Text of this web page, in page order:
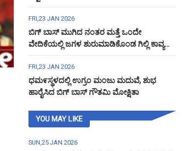
FRI,23 JAN 2026
ಬಿಗ್ ಬಾಸ್ ಮುಗಿದ ನಂತರ ಮತ್ತೆ ಒಂದೇ
ವೇದಿಕೆಯಲ್ಲಿ ಜಗಳ ಶುರುಮಾಡಿಕೊಂಡ ಗಿಲ್ಲಿ ಕಾವ್ಯ
ಅಶ್ವಿನಿ ಗೌಡ
FRI,23 JAN 2026
ಧಮ೯ಸ್ಥಳದಲ್ಲಿ ಉಗ್ರಂ ಮಂಜು ಮದುವೆ, ಶುಭ
ಹಾರೈಸಿದ ಬಿಗ್ ಬಾಸ್ ಗೌತಮಿ ಮೋಕ್ಷಿತಾ
YOU MAY LIKE
SUN,25 JAN 2026